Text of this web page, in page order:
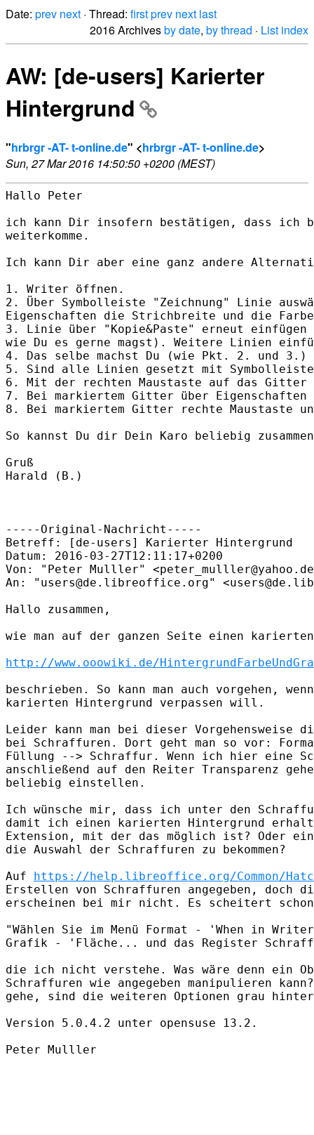
Date: prev next · Thread: firstprev next last
2016 Archivesby date, by thread · List index
AW: [de-users] Karierter
Hintergrund
"hrbrgr -AT- t-online.de" <hrbrgr -AT- t-online.de>
Sun, 27 Mar 2016 14:50:50 +0200 (MEST)
Hallo Peter
ich kann Dir insofern bestätigen, dass ich
weiterkomme.
Ich kann Dir aber eine ganz andere
1. Writer öffnen.
2. Über Symbolleiste "Zeichnung" Linie
Eigenschaften die Strichbreite und die
3. Linie über "Kopie&Paste" erneut
wie Du es gerne magst). Weitere Linien
4. Das selbe machst Du (wie Pkt. 2. und
5. Sind alle Linien gesetzt mit Symbolleiste
6. Mit der rechten Maustaste auf das Gitter
7. Bei markiertem Gitter über
8. Bei markiertem Gitter rechte Maustaste
So kannst Du dir Dein Karo beliebig
Gruß
Harald (B.)
-----Original-Nachricht-----
Betreff: [de-users] Karierter Hintergrund
Datum: 2016-03-27T12:11:17+0200
Von: "Peter Mulller"
An: "users@de.libreoffice.org"
Hallo zusammen,
wie man auf der ganzen Seite einen
http://www.ooowiki.de/
beschrieben. So kann man auch vorgehen,
karierten Hintergrund verpassen will.
Leider kann man bei dieser
bei Schraffuren. Dort geht man so vor:
Füllung --> Schraffur. Wenn ich hier eine
anschließend auf den Reiter Transparenz
beliebig einstellen.
Ich wünsche mir, dass ich unter den
damit ich einen karierten Hintergrund
Extension, mit der das möglich ist? Oder
die Auswahl der Schraffuren zu bekommen?
Auf https://help.libreoffice.org/Common/
Erstellen von Schraffuren angegeben, doch
erscheinen bei mir nicht. Es scheitert
"Wählen Sie im Menü Format - 'When in
Grafik - 'Fläche... und das Register
die ich nicht verstehe. Was wäre denn ein
Schraffuren wie angegeben manipulieren
gehe, sind die weiteren Optionen grau
Version 5.0.4.2 unter opensuse 13.2.
Peter Mulller